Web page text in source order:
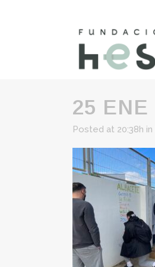
25 ENE
Posted at 20:38h in